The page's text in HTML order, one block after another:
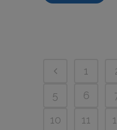
1
5
6
10
11